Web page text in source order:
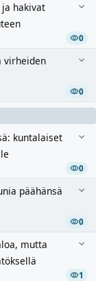
hakivat
0
virheiden
0
kuntalaiset
0
päähänsä
0
mutta
1